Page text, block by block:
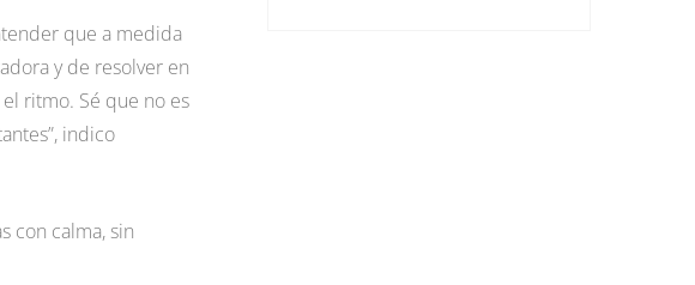
que a medida
y de resolver en
ritmo. Sé que no es
indico
con calma, sin